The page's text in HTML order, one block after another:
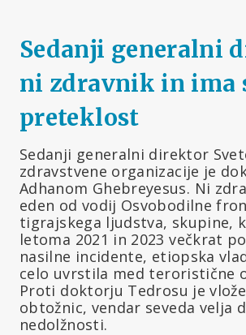
Sedanji generalni
ni zdravnik in ima
preteklost
Sedanji generalni direktor
zdravstvene organizacije je
Adhanom Ghebreyesus. Ni
eden od vodij Osvobodilne
tigrajskega ljudstva, skupine,
letoma 2021 in 2023 večkrat
nasilne incidente, etiopska
celo uvrstila med teroristične
Proti doktorju Tedrosu je
obtožnic, vendar seveda velja
nedolžnosti.